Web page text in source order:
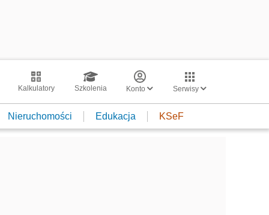
Kalkulatory Szkolenia Konto Serwisy
Nieruchomości Edukacja KSeF